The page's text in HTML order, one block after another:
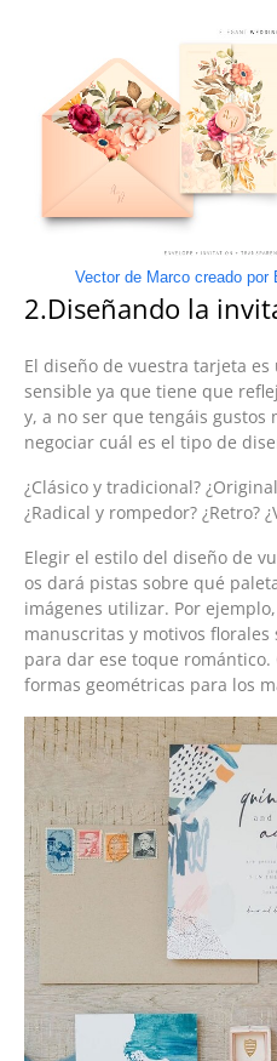
Vector de Marco creado por
2.Diseñando la
El diseño de vuestra tarjeta
sensible ya que tiene que
y, a no ser que tengáis
negociar cuál es el tipo de
¿Clásico y tradicional?
¿Radical y rompedor? ¿Retro?
Elegir el estilo del diseño de
os dará pistas sobre qué
imágenes utilizar. Por
manuscritas y motivos
para dar ese toque
formas geométricas para los